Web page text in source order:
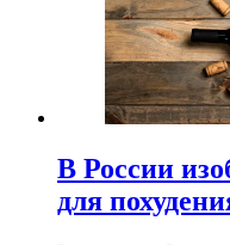
В России
для